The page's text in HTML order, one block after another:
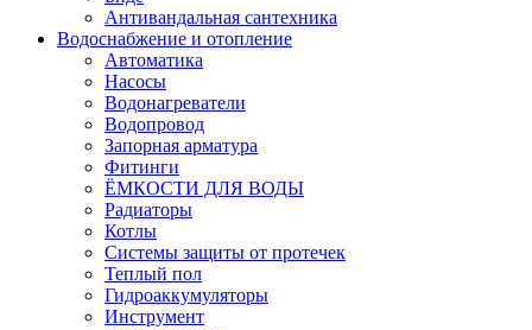
Антивандальная сантехника
Водоснабжение и отопление
Автоматика
Насосы
Водонагреватели
Водопровод
Запорная арматура
Фитинги
ЁМКОСТИ ДЛЯ ВОДЫ
Радиаторы
Котлы
Системы защиты от протечек
Теплый пол
Гидроаккумуляторы
Инструмент